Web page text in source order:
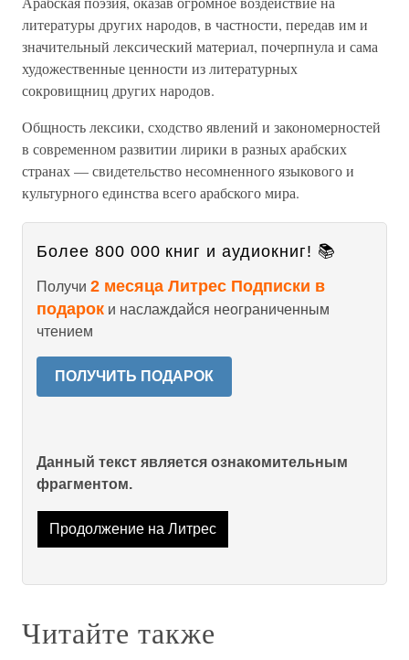
литературы других народов, в частности, передав им и
значительный лексический материал, почерпнула и сама
художественные ценности из литературных
сокровищниц других народов.
Общность лексики, сходство явлений и закономерностей
в современном развитии лирики в разных арабских
странах — свидетельство несомненного языкового и
культурного единства всего арабского мира.
Более 800 000 книг и аудиокниг! 📚
Получи 2 месяца Литрес Подписки в
подарок и наслаждайся неограниченным
чтением
ПОЛУЧИТЬ ПОДАРОК
Данный текст является ознакомительным
фрагментом.
Продолжение на Литрес
Читайте также